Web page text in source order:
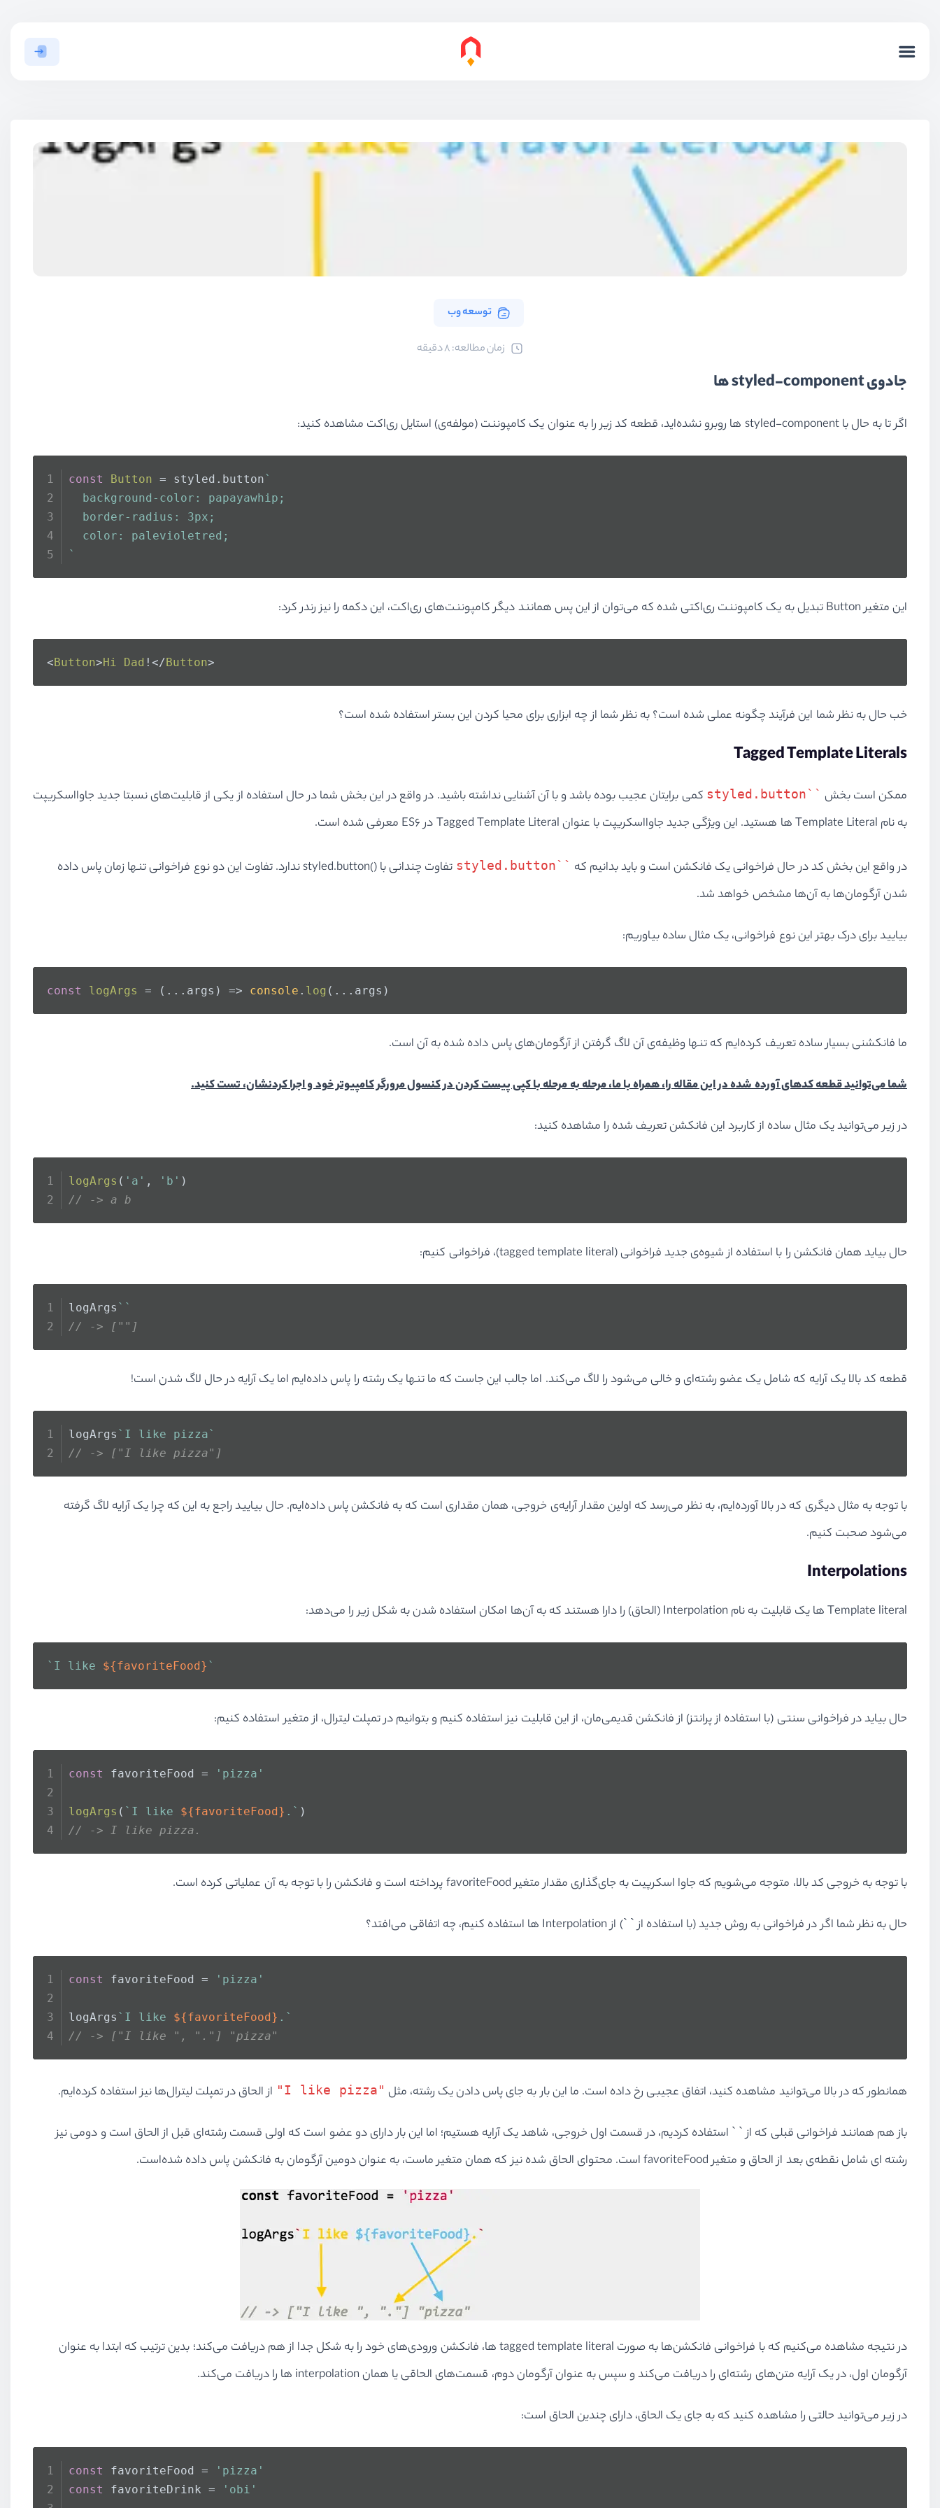
توسعه وب
ﺯﻣﺎﻥ ﻣﻄﺎﻟﻌﻪ: 8 دقیقه
جادوی styled-component ها
اگر تا به حال باstyled-component ها روبرو نشده‌اید، قطعه کد زیر را به عنوان یک کامپوننت (مولفه‌ی) استایل ری‌اکت مشاهده کنید:
const Button = styled. button`
  background-color: papayawhip;
  border-radius: 3px;
  color: palevioletred;
`
این متغیرButtonتبدیل به یک کامپوننت ری‌اکتی شده که می‌توان از این پس همانند دیگر کامپوننت‌های ری‌اکت، این دکمه را نیز رندر کرد:
<Button>Hi Dad !</Button>
خب حال به نظر شما این فرآیند چگونه عملی شده است؟ به نظر شما از چه ابزاری برای محیا کردن این بستر استفاده شده است؟
Tagged Template Literals
ممکن است بخش styled.button`` کمی برایتان عجیب بوده باشد و با آن آشنایی نداشته باشید. در واقع در این بخش شما در حال استفاده از یکی از قابلیت‌های نسبتا جدید جاوااسکریپت
به نام Template Literalها هستید. این ویژگی جدید جاوااسکریپت با عنوان Tagged Template LiteralدرES6 معرفی شده است.
در واقع این بخش کد در حال فراخوانی یک فانکشن است و باید بدانیم که styled.button`` تفاوت چندانی باstyled.button()ندارد. تفاوت این دو نوع فراخوانی تنها زمان پاس داده
شدن آرگومان‌ها به آن‌ها مشخص خواهد شد.
بیایید برای درک بهتر این نوع فراخوانی، یک مثال ساده بیاوریم:
const logArgs = ( ...args ) => console . log (...args)
ما فانکشنی بسیار ساده تعریف کرده‌ایم که تنها وظیفه‌ی آن لاگ گرفتن از آرگومان‌های پاس داده شده به آن است.
شما می‌توانید قطعه کدهای آورده شده در این مقاله را، همراه با ما، مرحله به مرحله با کپی پیست کردن در کنسول مرورگر کامپیوتر خود و اجرا کردنشان، تست کنید.
در زیر می‌توانید یک مثال ساده از کاربرد این فانکشن تعریف شده را مشاهده کنید:
logArgs ( 'a' , 'b' )
// -> a b
حال بیاید همان فانکشن را با استفاده از شیوه‌ی جدید فراخوانی (tagged template literal)، فراخوانی کنیم:
logArgs ``
// -> [""]
قطعه کد بالا یک آرایه که شامل یک عضو رشته‌ای و خالی می‌شود را لاگ می‌کند. اما جالب این‌ جاست که ما تنها یک رشته را پاس داده‌ایم اما یک آرایه در حال لاگ شدن است!
logArgs `I like pizza`
// -> ["I like pizza"]
با توجه به مثال دیگری که در بالا آورده‌ایم، به نظر می‌رسد که اولین مقدار آرایه‌ی خروجی، همان مقداری است که به فانکشن پاس داده‌ایم. حال بیایید راجع به این که چرا یک آرایه لاگ گرفته
می‌شود صحبت کنیم.
Interpolations
Template literalها یک قابلیت به نام Interpolation(الحاق) را دارا هستند که به آن‌ها امکان استفاده شدن به شکل زیر را می‌دهد:
`I like ${favoriteFood} `
حال بیاید در فراخوانی سنتی (با استفاده از پرانتز) از فانکشن قدیمی‌مان، از این قابلیت نیز استفاده کنیم و بتوانیم در تمپلت لیترال، از متغیر استفاده کنیم:
const favoriteFood = 'pizza'
logArgs ( `I like ${favoriteFood} .` )
// -> I like pizza.
با توجه به خروجی کد بالا، متوجه می‌شویم که جاوا اسکرپیت به جای‌گذاری مقدار متغیرfavoriteFoodپرداخته است و فانکشن را با توجه به آن عملیاتی کرده است.
حال به نظر شما اگر در فراخوانی به روش جدید (با استفاده از ‍‍` `) ازInterpolation ها استفاده کنیم، چه اتفاقی می‌افتد؟
const favoriteFood = 'pizza'
logArgs `I like ${favoriteFood} .`
// -> ["I like ", "."] "pizza"
همانطور که در بالا می‌توانید مشاهده کنید، اتفاق عجیبی رخ داده است. ما این بار به جای پاس دادن یک رشته‌،‌ مثل "I like pizza" از الحاق در تمپلت لیترال‌ها نیز استفاده کرده‌ایم.
باز هم همانند فراخوانی قبلی که از`
` استفاده کردیم، در قسمت اول خروجی، شاهد یک آرایه هستیم؛ اما این بار دارای دو عضو است که اولی قسمت رشته‌ای قبل از الحاق است و دومی نیز
رشته ای شامل نقطه‌ی بعد از الحاق و متغیرfavoriteFoodاست. محتوای الحاق شده نیز که همان متغیر ماست، به عنوان دومین آرگومان به فانکشن پاس داده شده‌است.
در نتیجه مشاهده می‌کنیم که با فراخوانی فانکشن‌ها به صورت tagged template literalها، فانکشن ورودی‌های خود را به شکل جدا از هم دریافت می‌کند؛ بدین ترتیب که ابتدا به عنوان
آرگومان اول، در یک آرایه متن‌های رشته‌ای را دریافت می‌کند و سپس به عنوان آرگومان دوم، قسمت‌های الحاقی یا همان interpolation ها را دریافت می‌کند.
در زیر می‌توانید حالتی را مشاهده کنید که به جای یک الحاق، دارای چندین الحاق است:
const favoriteFood =
'pizza'
const
favoriteDrink = 'obi'